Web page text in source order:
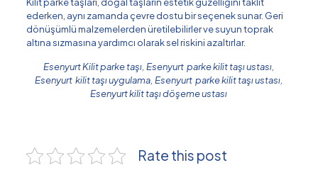
ederken, aynı zamanda çevre dostu bir seçenek sunar. Geri
dönüşümlü malzemelerden üretilebilirler ve suyun toprak
altına sızmasına yardımcı olarak sel riskini azaltırlar.
Esenyurt Kilit parke taşı, Esenyurt parke kilit taşı ustası,
Esenyurt kilit taşı uygulama, Esenyurt parke kilit taşı ustası,
Esenyurt kilit taşı döşeme ustası
Rate this post